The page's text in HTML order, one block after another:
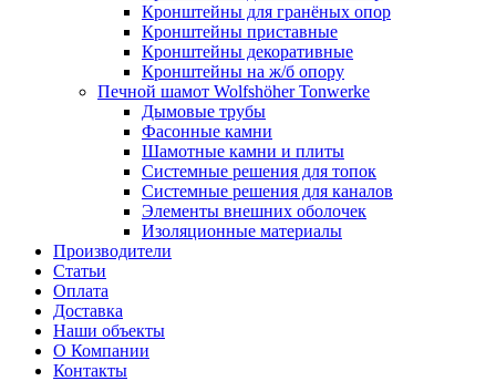
Кронштейны для гранёных опор
Кронштейны приставные
Кронштейны декоративные
Кронштейны на ж/б опору
Печной шамот Wolfshöher Tonwerke
Дымовые трубы
Фасонные камни
Шамотные камни и плиты
Системные решения для топок
Системные решения для каналов
Элементы внешних оболочек
Изоляционные материалы
Производители
Статьи
Оплата
Доставка
Наши объекты
О Компании
Контакты